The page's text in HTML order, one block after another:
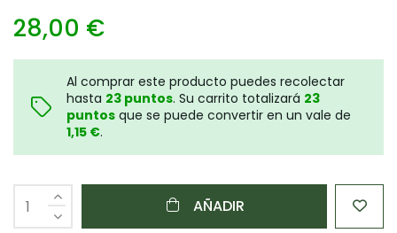
28,00 €
Al comprar este producto puedes recolectar
hasta 23 puntos. Su carrito totalizará 23
puntos que se puede convertir en un vale de
1,15 €.
AÑADIR